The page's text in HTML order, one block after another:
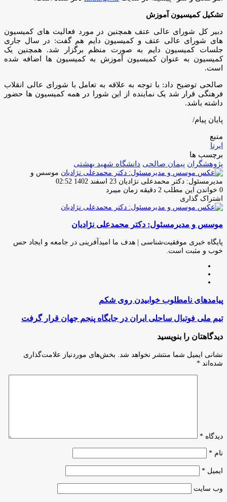
تشکیل کمیسیون آموزش
دبیر کل شورای عالی عتف همچنین در مورد فعالیت های کمیسیون
های شورای عالی عتف و کمیسیون دایم هم گفت: در سال جاری
جلسات کمیسیون دایم به صورت منظم برگزار شد. همچنین یک
کمیسیون به عنوان کمیسیون آموزش به کمیسیون ها اضافه شده
است.
صالحی توضیح داد: با توجه به علاقه به تعامل با شورای عالی انقلاب
فرهنگی قرار شد یک نماینده از این شورا در همه کمیسیون ها حضور
داشته باشد.
پایان پیام/
منبع
ایرنا
برچسب ها
پژوهشگران پیمان صالحی دانشگاه شهید بهشتی
موسس و
مدیرمسئول: دکتر محمدعلی نژادیان ارسال
ایمیل
23 اسفند 1402 02:52
0 خواندن این مطلب 2 دقیقه زمان میبرد
اشتراک گذاری
فیس
توئیتر
لینکدین
واتس
تلگرام
اشتراک
از
ایمیل
چاپ
موسس و مدیرمسئول: دکتر محمدعلی نژادیان
پایگاه خبری موفقیت‌شناسی | هدف ما امیدآفرینی در جامعه و ایجاد حس
خوب و مثبت است.
پیامدهای
نامطلوب
خوابیدن
روی
شکم
پیامدهای نامطلوب خوابیدن روی شکم
تیم
فوتبال
ایران
در
تیم ملی فوتبال ساحلی ایران در جایگاه پنجم جهان قرار گرفت
دیدگاهتان را بنویسید
نشانی ایمیل شما منتشر نخواهد شد.
بخش‌های موردنیاز علامت‌گذاری
شده‌اند *
دیدگاه *
نام *
ایمیل *
وب‌ سایت